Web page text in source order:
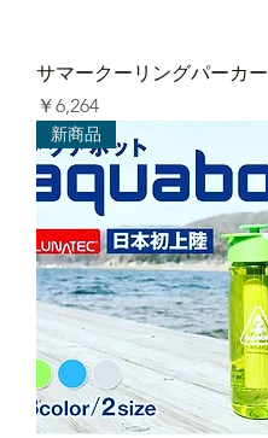
サマークーリングパーカー
価格
￥6,264
新商品